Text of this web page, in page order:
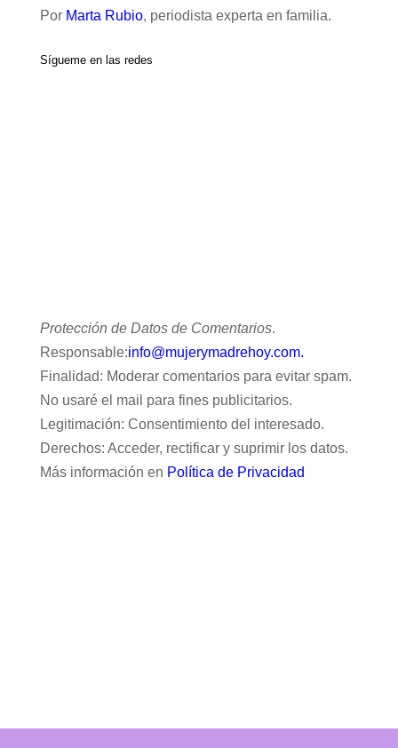
Por Marta Rubio, periodista experta en familia.
Sígueme en las redes
Protección de Datos de Comentarios.
Responsable:info@mujerymadrehoy.com.
Finalidad: Moderar comentarios para evitar spam.
No usaré el mail para fines publicitarios.
Legitimación: Consentimiento del interesado.
Derechos: Acceder, rectificar y suprimir los datos.
Más información en Política de Privacidad